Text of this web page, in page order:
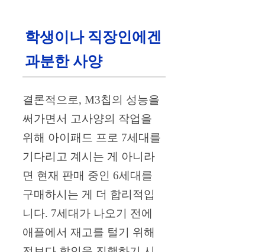
학생이나 직장인에겐
과분한 사양
결론적으로, M3칩의 성능을
써가면서 고사양의 작업을
위해 아이패드 프로 7세대를
기다리고 계시는 게 아니라
면 현재 판매 중인 6세대를
구매하시는 게 더 합리적입
니다. 7세대가 나오기 전에
애플에서 재고를 털기 위해